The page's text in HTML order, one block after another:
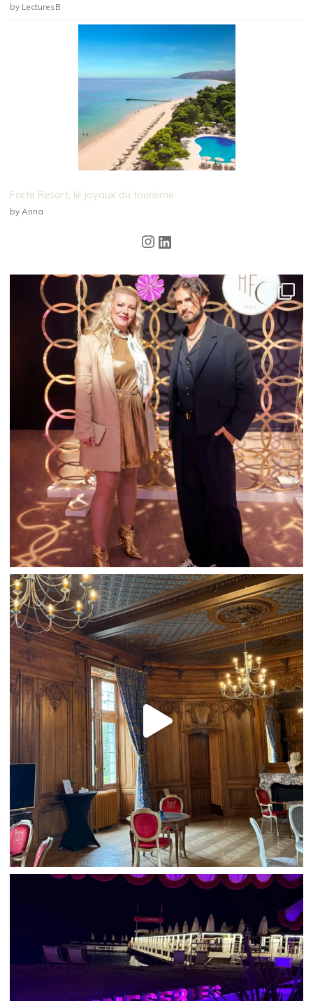
by LecturesB
Forte Resort, le joyaux du tourisme
by Anna
Instagram
LinkedIn